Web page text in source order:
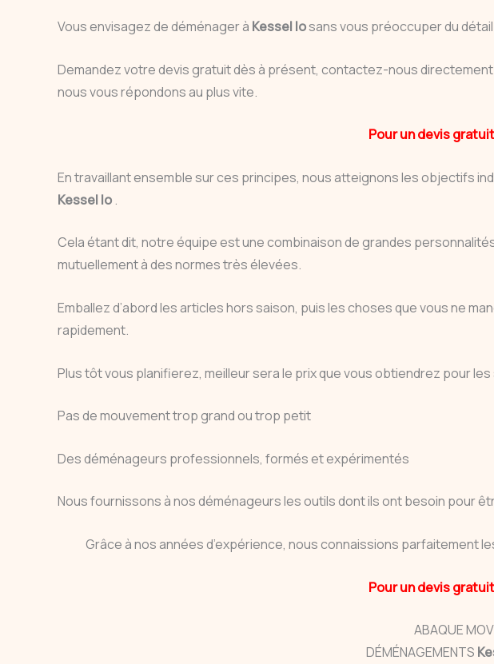
Vous envisagez de déménager à Kessel losans vous préoccuper du
Demandez votre devis gratuit dès à présent, contactez-nous
nous vous répondons au plus vite.
Pour un devis
En travaillant ensemble sur ces principes, nous atteignons les objectifs
Kessel lo.
Cela étant dit, notre équipe est une combinaison de grandes
mutuellement à des normes très élevées.
Emballez d’abord les articles hors saison, puis les choses que vous ne
rapidement.
Plus tôt vous planifierez, meilleur sera le prix que vous obtiendrez pour
Pas de mouvement trop grand ou trop petit
Des déménageurs professionnels, formés et expérimentés
Nous fournissons à nos déménageurs les outils dont ils ont besoin pour
Grâce à nos années d’expérience, nous connaissions parfaitement
Pour un devis
ABAQUE
DÉMÉNAGEMENTS